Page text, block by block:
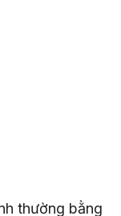
thường bằng